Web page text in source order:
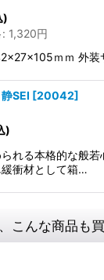
)
: 1,320円
ｍｍ 外装
SEI [20042]
)
れる本格的な般
衝材として箱…
こんな商品も